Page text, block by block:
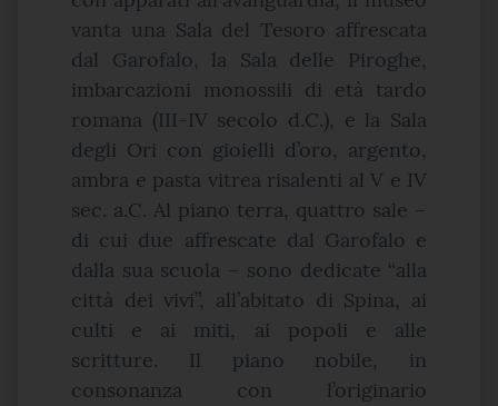
vanta una Sala del Tesoro affrescata
dal Garofalo, la Sala delle Piroghe,
imbarcazioni monossili di età tardo
romana (III-IV secolo d.C.), e la Sala
degli Ori con gioielli d’oro, argento,
ambra e pasta vitrea risalenti al V e IV
sec. a.C. Al piano terra, quattro sale –
di cui due affrescate dal Garofalo e
dalla sua scuola – sono dedicate “alla
città dei vivi”, all’abitato di Spina, ai
culti e ai miti, ai popoli e alle
scritture. Il piano nobile, in
consonanza con l’originario